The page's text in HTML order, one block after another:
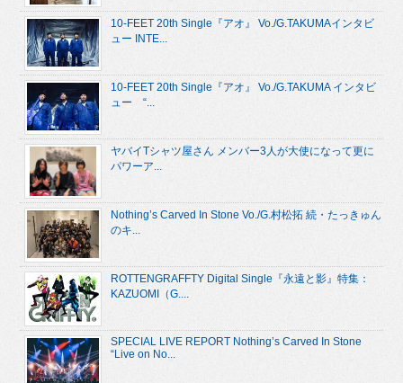
10-FEET 20th Single『アオ』 Vo./G.TAKUMAインタビ
ュー INTE...
10-FEET 20th Single『アオ』 Vo./G.TAKUMA インタビ
ュー “...
ヤバイTシャツ屋さん メンバー3人が大使になって更に
パワーア...
Nothing’s Carved In Stone Vo./G.村松拓 続・たっきゅん
のキ...
ROTTENGRAFFTY Digital Single『永遠と影』特集：
KAZUOMI（G....
SPECIAL LIVE REPORT Nothing’s Carved In Stone
“Live on No...